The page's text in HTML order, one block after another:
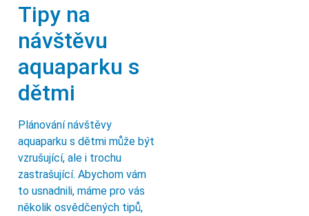
Tipy na
návštěvu
aquaparku s
dětmi
Plánování návštěvy
aquaparku s dětmi může být
vzrušující, ale i trochu
zastrašující. Abychom vám
to usnadnili, máme pro vás
několik osvědčených tipů,